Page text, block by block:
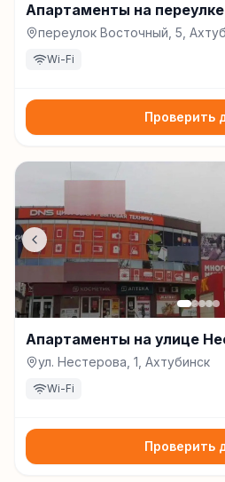
Апартаменты на
переулок Восточный, 5,
Wi-Fi
Проверить
Апартаменты на улице
ул. Нестерова, 1, Ахтубинск
Wi-Fi
Проверить